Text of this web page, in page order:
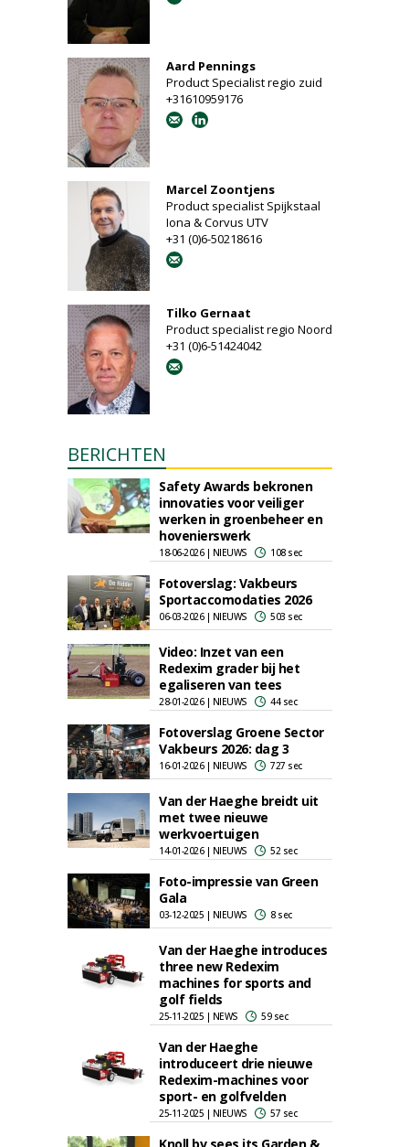
Aard Pennings
Product Specialist regio zuid
+31610959176
Marcel Zoontjens
Product specialist Spijkstaal
Iona & Corvus UTV
+31 (0)6-50218616
Tilko Gernaat
Product specialist regio Noord
+31 (0)6-51424042
BERICHTEN
Safety Awards bekronen
innovaties voor veiliger
werken in groenbeheer en
hovenierswerk
18-06-2026 | NIEUWS 108 sec
Fotoverslag: Vakbeurs
Sportaccomodaties 2026
06-03-2026 | NIEUWS 503 sec
Video: Inzet van een
Redexim grader bij het
egaliseren van tees
28-01-2026 | NIEUWS 44 sec
Fotoverslag Groene Sector
Vakbeurs 2026: dag 3
16-01-2026 | NIEUWS 727 sec
Van der Haeghe breidt uit
met twee nieuwe
werkvoertuigen
14-01-2026 | NIEUWS 52 sec
Foto-impressie van Green
Gala
03-12-2025 | NIEUWS 8 sec
Van der Haeghe introduces
three new Redexim
machines for sports and
golf fields
25-11-2025 | NEWS 59 sec
Van der Haeghe
introduceert drie nieuwe
Redexim-machines voor
sport- en golfvelden
25-11-2025 | NIEUWS 57 sec